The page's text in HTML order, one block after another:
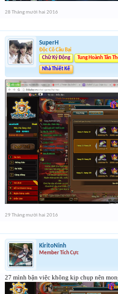
28 Tháng mười hai 2016
SuperH
Độc Cô Cầu Bại
Chữ Ký Động
Tung Hoành Tân
Nhà Thiết Kế
29 Tháng mười hai 2016
KiritoNinh
Member Tích Cực
27 mình bận việc không kịp chụp nên